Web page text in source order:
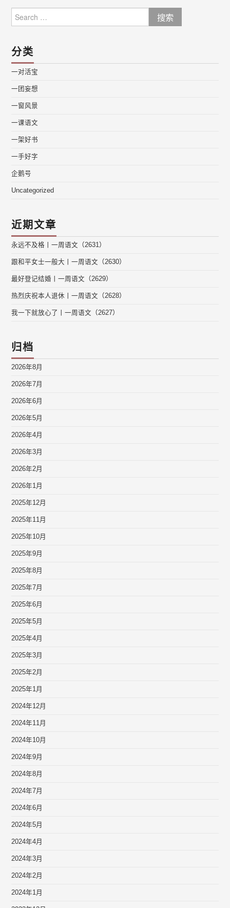
for:
分类
一对活宝
一团妄想
一窗风景
一课语文
一架好书
一手好字
企鹅号
Uncategorized
近期文章
永远不及格丨一周语文（2631）
跟和平女士一般大丨一周语文（2630）
最好登记结婚丨一周语文（2629）
热烈庆祝本人退休丨一周语文（2628）
我一下就放心了丨一周语文（2627）
归档
2026年8月
2026年7月
2026年6月
2026年5月
2026年4月
2026年3月
2026年2月
2026年1月
2025年12月
2025年11月
2025年10月
2025年9月
2025年8月
2025年7月
2025年6月
2025年5月
2025年4月
2025年3月
2025年2月
2025年1月
2024年12月
2024年11月
2024年10月
2024年9月
2024年8月
2024年7月
2024年6月
2024年5月
2024年4月
2024年3月
2024年2月
2024年1月